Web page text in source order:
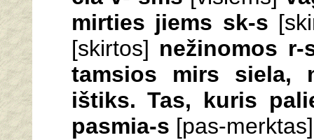
mirties jiems sk-s
[skirtos] nežinomos r-
tamsios mirs siela,
ištiks. Tas, kuris
pasmia-s [pas-merktas]